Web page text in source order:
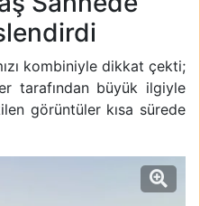
kombiniyle dikkat çekti;
tarafından büyük ilgiyle
görüntüler kısa sürede